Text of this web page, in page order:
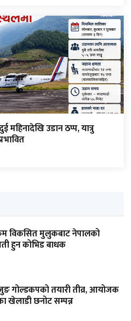
महिनादेखि उडान ठप्प, यात्रु
विकसित मुलुकबाट नेपालको
हुन कोभिड बाधक
गोल्डकपको तयारी तीव्र, आयोजक
खेलाडी छनोट सम्पन्न